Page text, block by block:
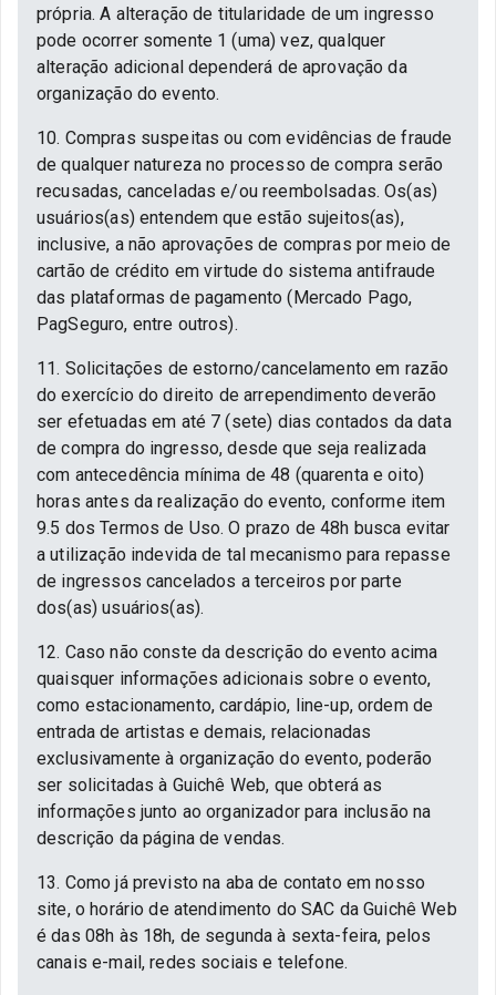
própria. A alteração de titularidade de um ingresso
pode ocorrer somente 1 (uma) vez, qualquer
alteração adicional dependerá de aprovação da
organização do evento.
10. Compras suspeitas ou com evidências de fraude
de qualquer natureza no processo de compra serão
recusadas, canceladas e/ou reembolsadas. Os(as)
usuários(as) entendem que estão sujeitos(as),
inclusive, a não aprovações de compras por meio de
cartão de crédito em virtude do sistema antifraude
das plataformas de pagamento (Mercado Pago,
PagSeguro, entre outros).
11. Solicitações de estorno/cancelamento em razão
do exercício do direito de arrependimento deverão
ser efetuadas em até 7 (sete) dias contados da data
de compra do ingresso, desde que seja realizada
com antecedência mínima de 48 (quarenta e oito)
horas antes da realização do evento, conforme item
9.5 dos Termos de Uso. O prazo de 48h busca evitar
a utilização indevida de tal mecanismo para repasse
de ingressos cancelados a terceiros por parte
dos(as) usuários(as).
12. Caso não conste da descrição do evento acima
quaisquer informações adicionais sobre o evento,
como estacionamento, cardápio, line-up, ordem de
entrada de artistas e demais, relacionadas
exclusivamente à organização do evento, poderão
ser solicitadas à Guichê Web, que obterá as
informações junto ao organizador para inclusão na
descrição da página de vendas.
13. Como já previsto na aba de contato em nosso
site, o horário de atendimento do SAC da Guichê Web
é das 08h às 18h, de segunda à sexta-feira, pelos
canais e-mail, redes sociais e telefone.